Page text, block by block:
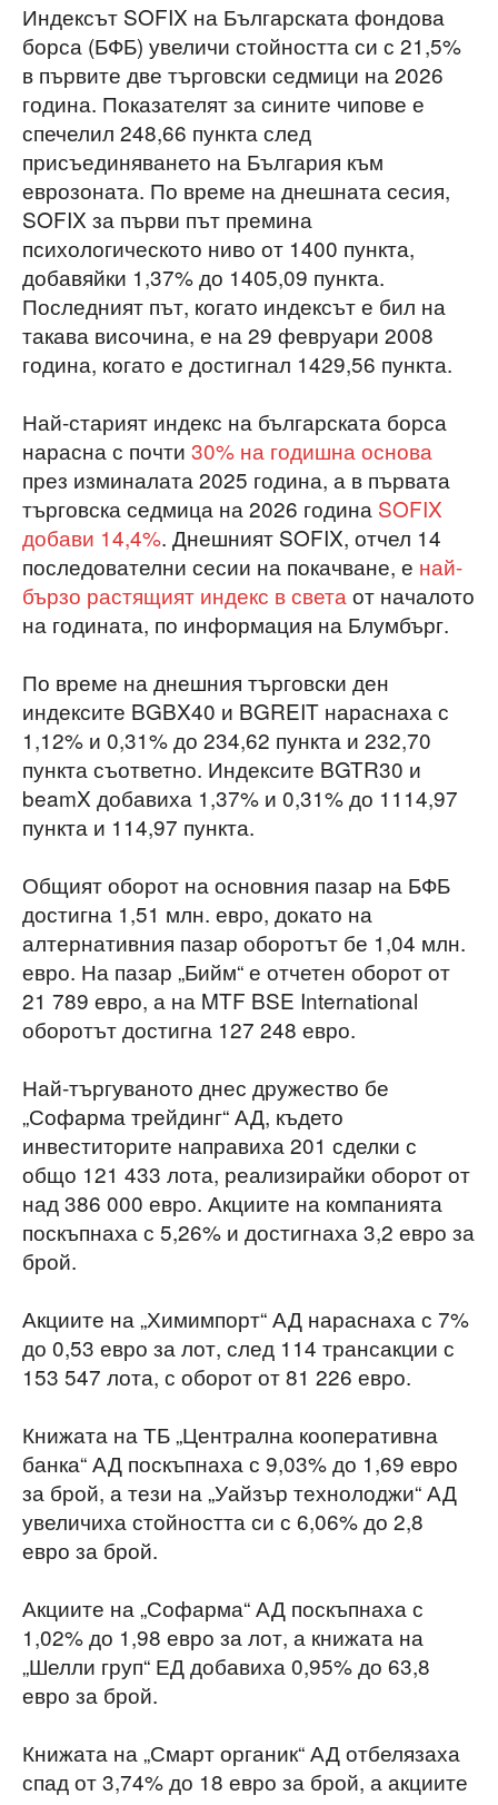
Индексът SOFIX на Българската фондова
борса (БФБ) увеличи стойността си с 21,5%
в първите две търговски седмици на 2026
година. Показателят за сините чипове е
спечелил 248,66 пункта след
присъединяването на България към
еврозоната. По време на днешната сесия,
SOFIX за първи път премина
психологическото ниво от 1400 пункта,
добавяйки 1,37% до 1405,09 пункта.
Последният път, когато индексът е бил на
такава височина, е на 29 февруари 2008
година, когато е достигнал 1429,56 пункта.
Най-старият индекс на българската борса
нарасна с почти 30% на годишна основа
през изминалата 2025 година, а в първата
търговска седмица на 2026 година SOFIX
добави 14,4%. Днешният SOFIX, отчел 14
последователни сесии на покачване, е най-
бързо растящият индекс в света от началото
на годината, по информация на Блумбърг.
По време на днешния търговски ден
индексите BGBX40 и BGREIT нараснаха с
1,12% и 0,31% до 234,62 пункта и 232,70
пункта съответно. Индексите BGTR30 и
beamX добавиха 1,37% и 0,31% до 1114,97
пункта и 114,97 пункта.
Общият оборот на основния пазар на БФБ
достигна 1,51 млн. евро, докато на
алтернативния пазар оборотът бе 1,04 млн.
евро. На пазар „Бийм“ е отчетен оборот от
21 789 евро, а на MTF BSE International
оборотът достигна 127 248 евро.
Най-търгуваното днес дружество бе
„Софарма трейдинг“ АД, където
инвеститорите направиха 201 сделки с
общо 121 433 лота, реализирайки оборот от
над 386 000 евро. Акциите на компанията
поскъпнаха с 5,26% и достигнаха 3,2 евро за
брой.
Акциите на „Химимпорт“ АД нараснаха с 7%
до 0,53 евро за лот, след 114 трансакции с
153 547 лота, с оборот от 81 226 евро.
Книжата на ТБ „Централна кооперативна
банка“ АД поскъпнаха с 9,03% до 1,69 евро
за брой, а тези на „Уайзър технолоджи“ АД
увеличиха стойността си с 6,06% до 2,8
евро за брой.
Акциите на „Софарма“ АД поскъпнаха с
1,02% до 1,98 евро за лот, а книжата на
„Шелли груп“ ЕД добавиха 0,95% до 63,8
евро за брой.
Книжата на „Смарт органик“ АД отбелязаха
спад от 3,74% до 18 евро за брой, а акциите